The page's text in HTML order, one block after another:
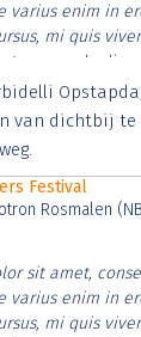
varius enim in
mi quis
commodo
nibh et justo
ut sem vitae
van dichtbij
Festival
Rosmalen
sit amet,
varius enim in
mi quis